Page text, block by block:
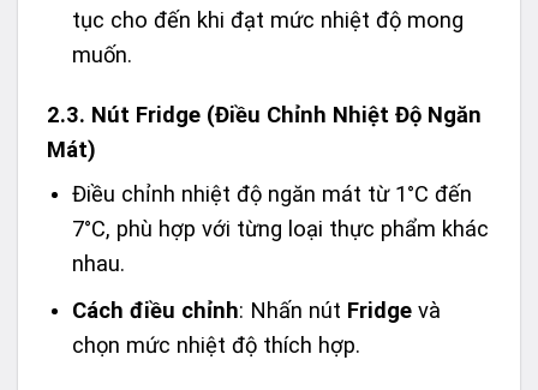
tục cho đến khi đạt mức nhiệt độ mong
muốn.
2.3. Nút Fridge (Điều Chỉnh Nhiệt Độ Ngăn
Mát)
Điều chỉnh nhiệt độ ngăn mát từ 1°C đến
7°C, phù hợp với từng loại thực phẩm khác
nhau.
Cách điều chỉnh: Nhấn nút Fridgevà
chọn mức nhiệt độ thích hợp.